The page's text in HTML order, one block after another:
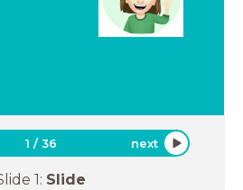
1 /36 next
1: Slide